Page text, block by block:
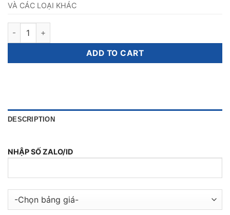
VÀ CÁC LOẠI KHÁC
Láp Inox 201 Phi 62mm quantity
ADD TO CART
DESCRIPTION
NHẬP SỐ ZALO/ID